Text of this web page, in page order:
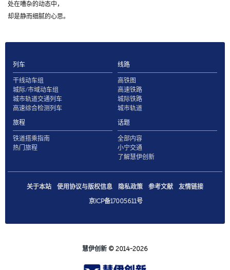
处在嘈杂的动态中，
却是静而细腻的心思。
列车
干线动车组
城际/市域动车组
城市轨道交通列车
高速综合检测列车
线路
高铁图
高速铁路
城际铁路
城市轨道
旅程
铁道搭乘指南
热门旅程
话题
全部内容
小宁交通
了解慧伊创新
关于本站 使用协议与版权信息 隐私政策 参考文献
友情链接
京ICP备17005611号
慧伊创新 © 2014-2026